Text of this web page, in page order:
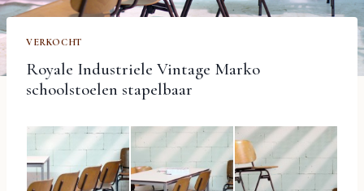
VERKOCHT
Royale Industriele Vintage Marko
schoolstoelen stapelbaar